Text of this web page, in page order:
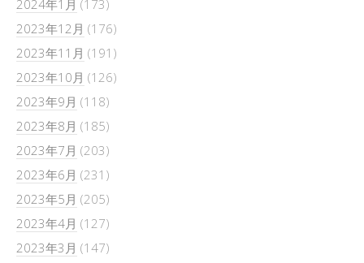
2024年1月 (173)
2023年12月 (176)
2023年11月 (191)
2023年10月 (126)
2023年9月 (118)
2023年8月 (185)
2023年7月 (203)
2023年6月 (231)
2023年5月 (205)
2023年4月 (127)
2023年3月 (147)